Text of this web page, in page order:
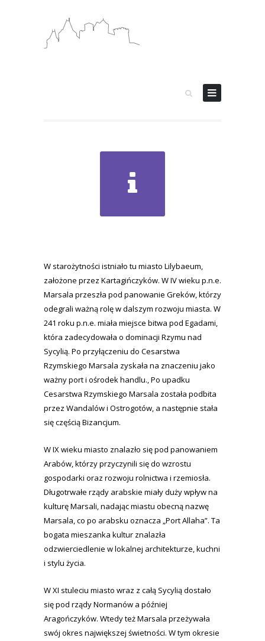
W starożytności istniało tu miasto Lilybaeum,
założone przez Kartagińczyków. W IV wieku p.n.e.
Marsala przeszła pod panowanie Greków, którzy
odegrali ważną rolę w dalszym rozwoju miasta. W
241 roku p.n.e. miała miejsce bitwa pod Egadami,
która zadecydowała o dominacji Rzymu nad
Sycylią. Po przyłączeniu do Cesarstwa
Rzymskiego Marsala zyskała na znaczeniu jako
ważny port i ośrodek handlu., Po upadku
Cesarstwa Rzymskiego Marsala została podbita
przez Wandalów i Ostrogotów, a następnie stała
się częścią Bizancjum.
W IX wieku miasto znalazło się pod panowaniem
Arabów, którzy przyczynili się do wzrostu
gospodarki oraz rozwoju rolnictwa i rzemiosła.
Długotrwałe rządy arabskie miały duży wpływ na
kulturę Marsali, nadając miastu obecną nazwę
Marsala, co po arabsku oznacza „Port Allaha”. Ta
bogata mieszanka kultur znalazła
odzwierciedlenie w lokalnej architekturze, kuchni
i stylu życia.
W XI stuleciu miasto wraz z całą Sycylią dostało
się pod rządy Normanów a później
Aragończyków. Wtedy też Marsala przeżywała
swój okres największej świetności. W tym okresie